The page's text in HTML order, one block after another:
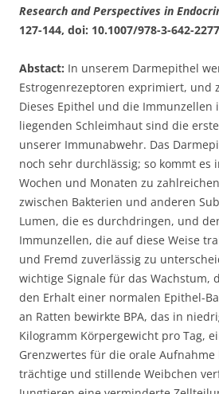
Research and Perspectives in
127-144, doi: 10.1007/978-3-642-
Abstact: In unserem Darmepithel
Estrogenrezeptoren exprimiert, und
Dieses Epithel und die
liegenden Schleimhaut sind die
unserer Immunabwehr. Das
noch sehr durchlässig; so kommt es
Wochen und Monaten zu
zwischen Bakterien und anderen
Lumen, die es durchdringen, und
Immunzellen, die auf diese Weise
und Fremd zuverlässig zu
wichtige Signale für das Wachstum,
den Erhalt einer normalen Epithel-
an Ratten bewirkte BPA, das in
Kilogramm Körpergewicht pro Tag,
Grenzwertes für die orale Aufnahme
trächtige und stillende Weibchen